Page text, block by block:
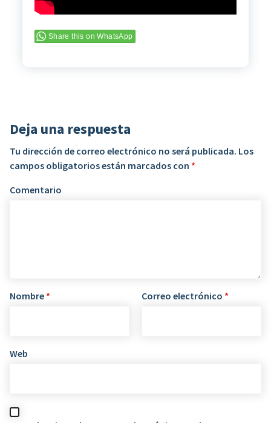
Share this on WhatsApp
Deja una respuesta
Tu dirección de correo electrónico no será publicada. Los
campos obligatorios están marcados con *
Comentario
Nombre * Correo electrónico *
Web